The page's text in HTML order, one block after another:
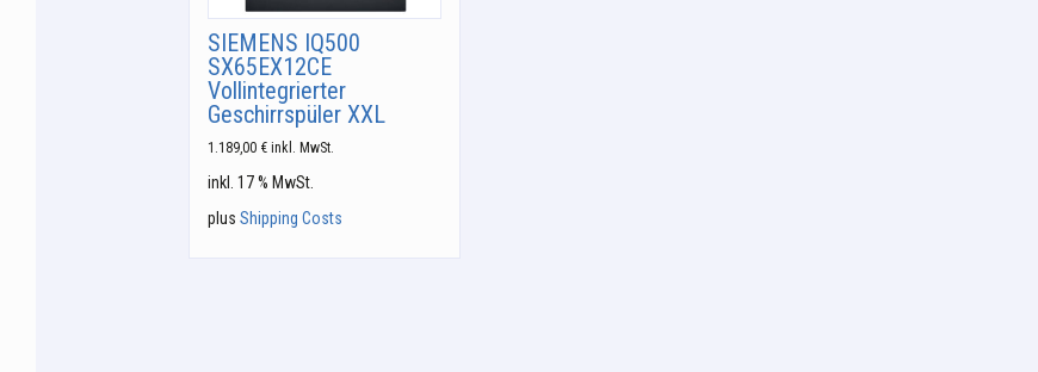
SIEMENS IQ500
SX65EX12CE
Vollintegrierter
Geschirrspüler XXL
1.189,00 € inkl. MwSt.
inkl. 17 % MwSt.
plusShipping Costs